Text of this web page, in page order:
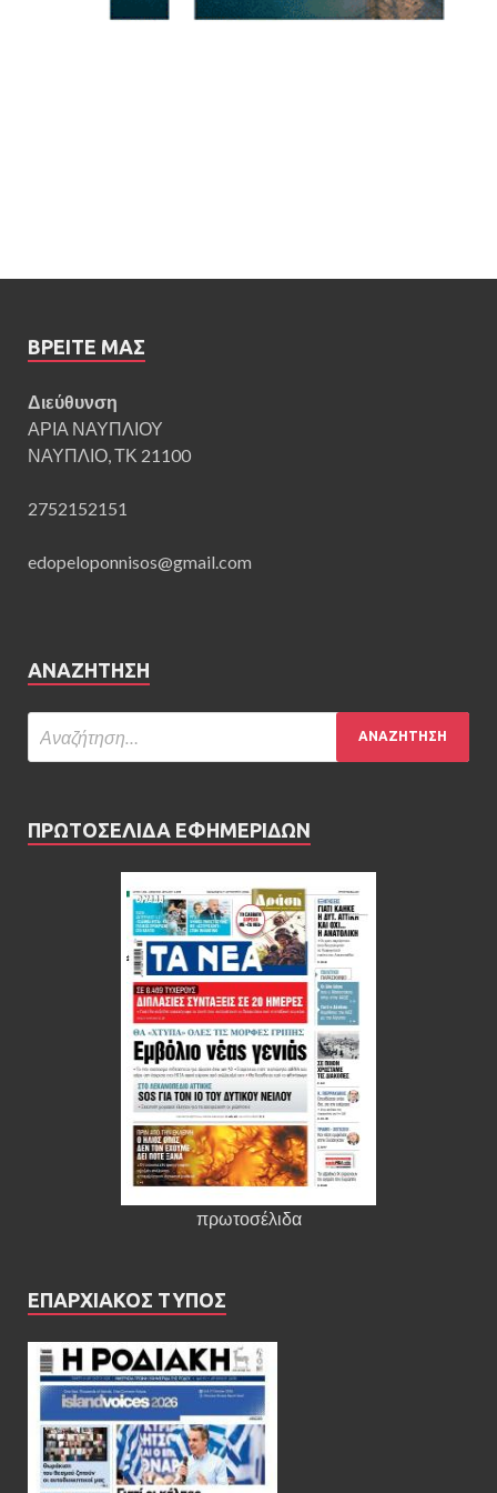
ΒΡΕΊΤΕ ΜΑΣ
Διεύθυνση
ΑΡΙΑ ΝΑΥΠΛΙΟΥ
ΝΑΥΠΛΙΟ, ΤΚ 21100
2752152151
edopeloponnisos@gmail.com
ΑΝΑΖΉΤΗΣΗ
ΠΡΩΤΟΣΕΛΙΔΑ ΕΦΗΜΕΡΙΔΩΝ
πρωτοσέλιδα
ΕΠΑΡΧΙΑΚΟΣ ΤΥΠΟΣ